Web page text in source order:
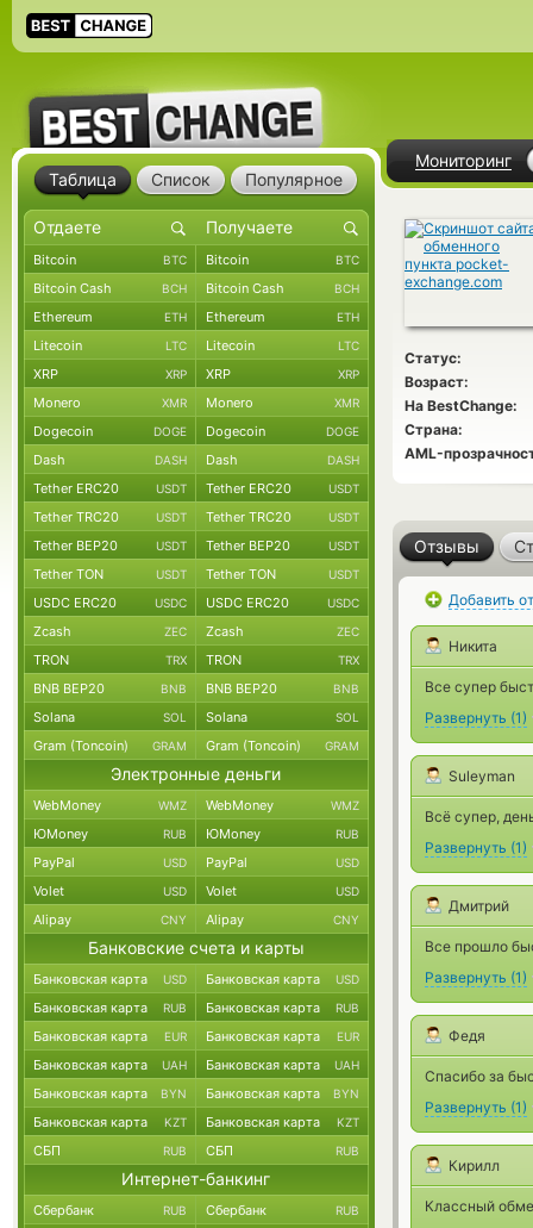
Мониторинг
Статус:
Возраст:
На BestChange:
Страна:
AML-
Отзывы
Добавить
Никита
Все супер
Развернуть (1)
Suleyman
Всё супер,
Развернуть (1)
Дмитрий
Все прошло
Развернуть (1)
Федя
Спасибо за
Развернуть (1)
Кирилл
Классный
Таблица Список Популярное
Bitcoin BTC Bitcoin BTC
Bitcoin Cash BCH Bitcoin Cash BCH
Ethereum ETH Ethereum ETH
Litecoin LTC Litecoin LTC
XRP XRP XRP XRP
Monero XMR Monero XMR
Dogecoin DOGE Dogecoin DOGE
Dash DASH Dash DASH
Tether ERC20 USDT Tether ERC20 USDT
Tether TRC20 USDT Tether TRC20 USDT
Tether BEP20 USDT Tether BEP20 USDT
Tether TON USDT Tether TON USDT
USDC ERC20 USDC USDC ERC20 USDC
Zcash ZEC Zcash ZEC
TRON TRX TRON TRX
BNB BEP20 BNB BNB BEP20 BNB
Solana SOL Solana SOL
Gram (Toncoin) GRAM Gram (Toncoin) GRAM
Электронные деньги
WebMoney WMZ WebMoney WMZ
ЮMoney RUB ЮMoney RUB
PayPal USD PayPal USD
Volet USD Volet USD
Alipay CNY Alipay CNY
Банковские счета и карты
Банковская карта USD Банковская карта USD
Банковская карта RUB Банковская карта RUB
Банковская карта EUR Банковская карта EUR
Банковская карта UAH Банковская карта UAH
Банковская карта BYN Банковская карта BYN
Банковская карта KZT Банковская карта KZT
СБП RUB СБП RUB
Интернет-банкинг
Сбербанк RUB Сбербанк RUB